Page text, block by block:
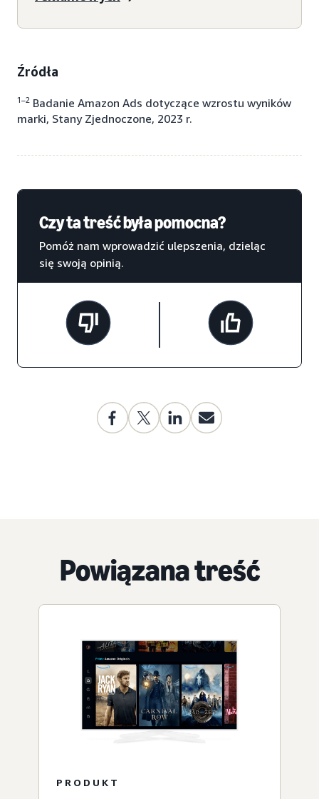
Źródła
1–2 Badanie Amazon Ads dotyczące wzrostu wyników
marki, Stany Zjednoczone, 2023 r.
Czy ta treść była pomocna?
Pomóż nam wprowadzić ulepszenia, dzieląc
się swoją opinią.
Powiązana treść
PRODUKT